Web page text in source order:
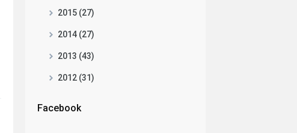
2015 (27)
2014 (27)
2013 (43)
2012 (31)
Facebook